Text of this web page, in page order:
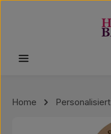
Home Personalisiert